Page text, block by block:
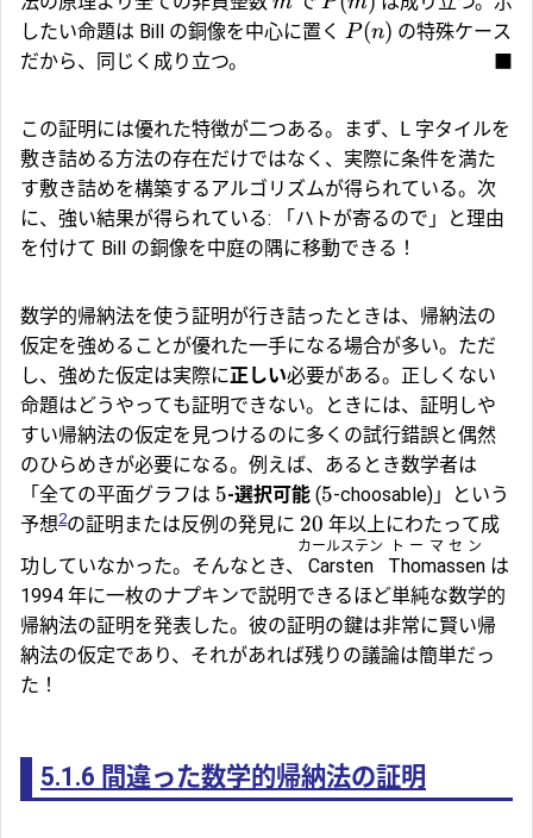
したい命題は Bill の銅像を中心に置く
P(n) の特殊ケース
だから、同じく成り立つ。
■
この証明には優れた特徴が二つある。まず、L 字タイルを
敷き詰める方法の存在だけではなく、実際に条件を満た
す敷き詰めを構築するアルゴリズムが得られている。次
に、強い結果が得られている: 「ハトが寄るので」と理由
を付けて Bill の銅像を中庭の隅に移動できる！
数学的帰納法を使う証明が行き詰ったときは、帰納法の
仮定を強めることが優れた一手になる場合が多い。ただ
し、強めた仮定は実際に正しい必要がある。正しくない
命題はどうやっても証明できない。ときには、証明しや
すい帰納法の仮定を見つけるのに多くの試行錯誤と偶然
のひらめきが必要になる。例えば、あるとき数学者は
「全ての平面グラフは 5-選択可能 (5-choosable)」という
予想2の証明または反例の発見に 20 年以上にわたって成
功していなかった。そんなとき、
Carsten
カールステン
Thomassen
トーマセン
は
1994 年に一枚のナプキンで説明できるほど単純な数学的
帰納法の証明を発表した。彼の証明の鍵は非常に賢い帰
納法の仮定であり、それがあれば残りの議論は簡単だっ
た！
5.1.6 間違った数学的帰納法の証明